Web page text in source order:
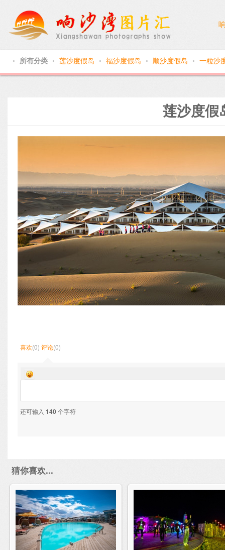
● 所有分类 ● 莲沙度假岛 ● 福沙度假岛 ● 顺沙度假岛 ● 一粒沙
莲沙度假
喜欢(0) 评论(0)
还可输入 140个字符
猜你喜欢...